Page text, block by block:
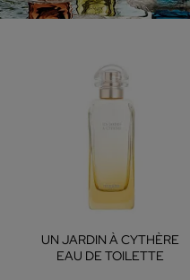
UN JARDIN À CYTHÈRE
EAU DE TOILETTE